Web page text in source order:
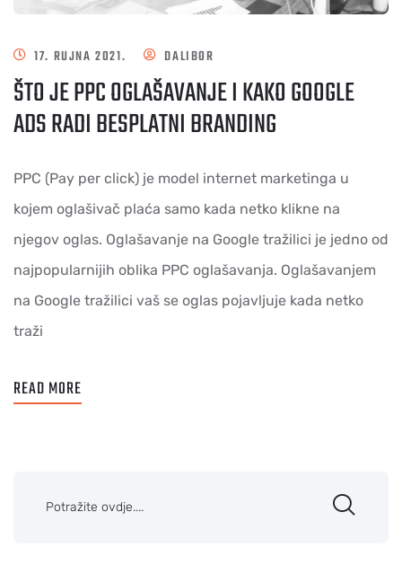
17. RUJNA 2021. DALIBOR
ŠTO JE PPC OGLAŠAVANJE I KAKO GOOGLE
ADS RADI BESPLATNI BRANDING
PPC (Pay per click) je model internet marketinga u
kojem oglašivač plaća samo kada netko klikne na
njegov oglas. Oglašavanje na Google tražilici je jedno od
najpopularnijih oblika PPC oglašavanja. Oglašavanjem
na Google tražilici vaš se oglas pojavljuje kada netko
traži
READ MORE